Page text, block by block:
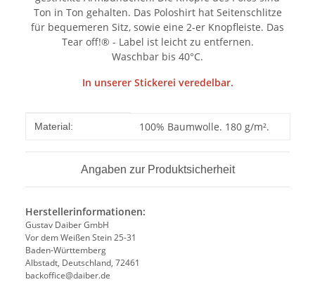
Ton in Ton gehalten. Das Poloshirt hat Seitenschlitze
für bequemeren Sitz, sowie eine 2-er Knopfleiste. Das
Tear off!® - Label ist leicht zu entfernen.
Waschbar bis 40°C.
In unserer Stickerei veredelbar.
Produkteigenschaft
Wert
Material: 100% Baumwolle. 180 g/m².
Angaben zur Produktsicherheit
Herstellerinformationen:
Gustav Daiber GmbH
Vor dem Weißen Stein 25-31
Baden-Württemberg
Albstadt, Deutschland, 72461
backoffice@daiber.de